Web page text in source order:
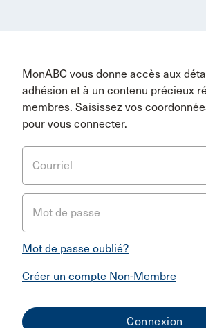
MonABC vous donne accès aux
adhésion et à un contenu précieux
membres. Saisissez vos
pour vous connecter.
Courriel
Mot de passe
Mot de passe oublié?
Créer un compte Non-Membre